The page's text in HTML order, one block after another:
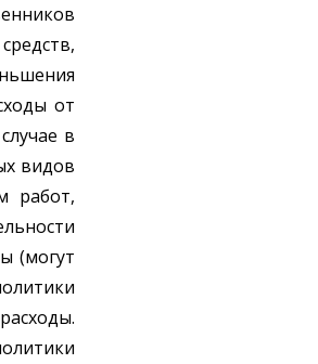
от
в
видов
работ,
(могут